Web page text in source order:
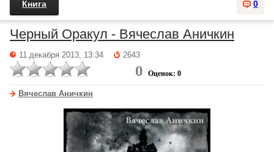
0
Книга
Черный Оракул - Вячеслав Аничкин
11 декабря 2013, 13:34 2643
0 Оценок: 0
Вячеслав Аничкин